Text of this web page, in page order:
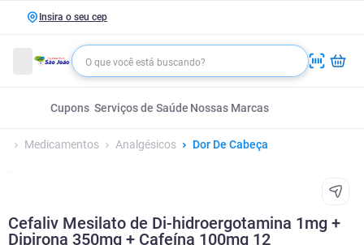
Insira o seu cep
Cupons Serviços de Saúde Nossas Marcas
Medicamentos Analgésicos Dor De Cabeça
Cefaliv Mesilato de Di-hidroergotamina 1mg +
Dipirona 350mg + Cafeína 100mg 12